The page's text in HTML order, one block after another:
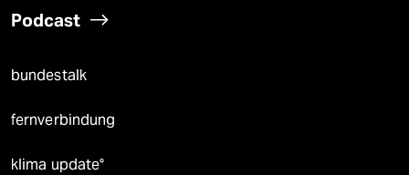
Podcast
bundestalk
fernverbindung
klima update°